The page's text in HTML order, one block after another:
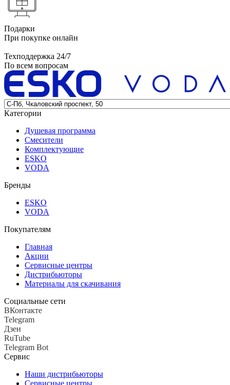
Подарки
При покупке онлайн
Техподдержка 24/7
По всем вопросам
Категории
Душевая программа
Смесители
Комплектующие
ESKO
VODA
Бренды
ESKO
VODA
Покупателям
Главная
Акции
Сервисные центры
Дистрибьюторы
Материалы для скачивания
Социальные сети
ВКонтакте
Telegram
Дзен
RuTube
Telegram Bot
Сервис
Наши дистрибьюторы
Сервисные центры